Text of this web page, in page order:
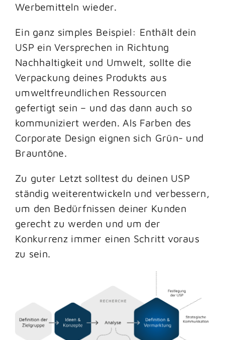
Werbemitteln wieder.
Ein ganz simples Beispiel: Enthält dein
USP ein Versprechen in Richtung
Nachhaltigkeit und Umwelt, sollte die
Verpackung deines Produkts aus
umweltfreundlichen Ressourcen
gefertigt sein – und das dann auch so
kommuniziert werden. Als Farben des
Corporate Design eignen sich Grün- und
Brauntöne.
Zu guter Letzt solltest du deinen USP
ständig weiterentwickeln und verbessern,
um den Bedürfnissen deiner Kunden
gerecht zu werden und um der
Konkurrenz immer einen Schritt voraus
zu sein.